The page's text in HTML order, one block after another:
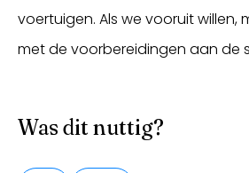
voertuigen. Als we vooruit willen,
met de voorbereidingen aan de
Was dit nuttig?